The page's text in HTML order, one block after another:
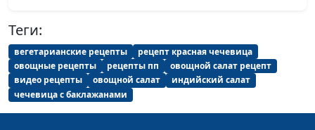
из клюквы с фруктами
Ягодный тарт
Светлана
Доманская
Хапама и напиток с мятой и
базиликом
Теги:
вегетарианские рецепты
рецепт красная чечевица
овощные рецепты
рецепты пп
овощной салат рецепт
видео рецепты
овощной салат
индийский салат
чечевица с баклажанами